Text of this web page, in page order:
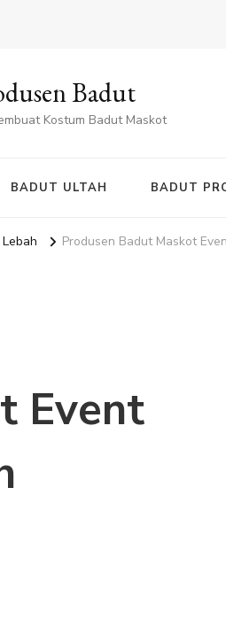
Badut
Kostum Badut Maskot
BADUT ULTAH BADUT
Produsen Badut Maskot
Event